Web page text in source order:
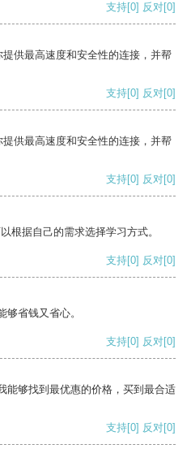
支持[0] 反对[0]
供最高速度和安全性的连接，并帮
支持[0] 反对[0]
供最高速度和安全性的连接，并帮
支持[0] 反对[0]
根据自己的需求选择学习方式。
支持[0] 反对[0]
省钱又省心。
支持[0] 反对[0]
能够找到最优惠的价格，买到最合适
支持[0] 反对[0]